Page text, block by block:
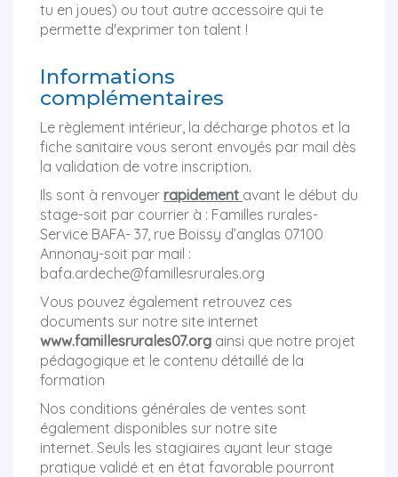
tu en joues) ou tout autre accessoire qui te
permette d'exprimer ton talent !
Informations
complémentaires
Le règlement intérieur, la décharge photos et la
fiche sanitaire vous seront envoyés par mail dès
la validation de votre inscription.
Ils sont à renvoyer rapidement avant le début du
stage-soit par courrier à : Familles rurales-
Service BAFA- 37, rue Boissy d’anglas 07100
Annonay-soit par mail :
bafa.ardeche@famillesrurales.org
Vous pouvez également retrouvez ces
documents sur notre site internet
www.famillesrurales07.org ainsi que notre projet
pédagogique et le contenu détaillé de la
formation
Nos conditions générales de ventes sont
également disponibles sur notre site
internet. Seuls les stagiaires ayant leur stage
pratique validé et en état favorable pourront